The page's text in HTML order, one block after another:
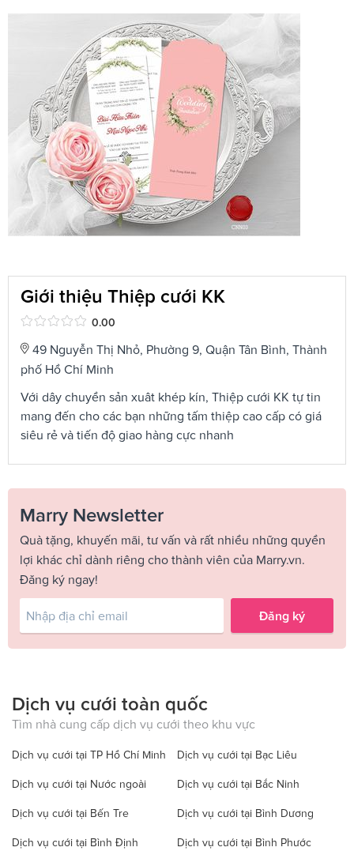
Giới thiệu Thiệp cưới KK
0.00
49 Nguyễn Thị Nhỏ, Phường 9, Quận Tân Bình, Thành
phố Hồ Chí Minh
Với dây chuyền sản xuât khép kín, Thiệp cưới KK tự tin
mang đến cho các bạn những tấm thiệp cao cấp có giá
siêu rẻ và tiến độ giao hàng cực nhanh
Marry Newsletter
Quà tặng, khuyến mãi, tư vấn và rất nhiều những quyền
lợi khác chỉ dành riêng cho thành viên của Marry.vn.
Đăng ký ngay!
Đăng ký
Dịch vụ cưới toàn quốc
Tìm nhà cung cấp dịch vụ cưới theo khu vực
Dịch vụ cưới tại TP Hồ Chí Minh Dịch vụ cưới tại Bạc Liêu
Dịch vụ cưới tại Nước ngoài Dịch vụ cưới tại Bắc Ninh
Dịch vụ cưới tại Bến Tre Dịch vụ cưới tại Bình Dương
Dịch vụ cưới tại Bình Định Dịch vụ cưới tại Bình Phước